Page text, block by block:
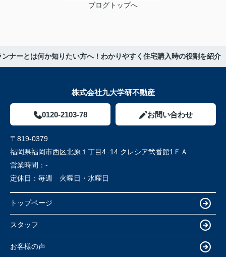
ブログトップへ
ナーとは何か知りたい方へ！わかりやすく住宅購入時の役割を紹介
株式会社九大学研不動産
0120-2103-78 お問い合わせ
〒819-0379
福岡県福岡市西区北原１丁目4−14 クレシア弐番館1ＦＡ
営業時間： -
定休日： 毎週 火曜日・水曜日
トップページ
スタッフ
お客様の声